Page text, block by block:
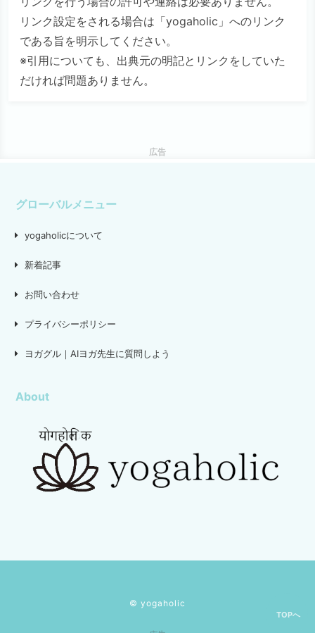
リンク設定をされる場合は「yogaholic」へのリンク
である旨を明示してください。
※引用についても、出典元の明記とリンクをしていた
だければ問題ありません。
広告
グローバルメニュー
yogaholicについて
新着記事
お問い合わせ
プライバシーポリシー
ヨガグル｜AIヨガ先生に質問しよう
About
TOPへ
© yogaholic